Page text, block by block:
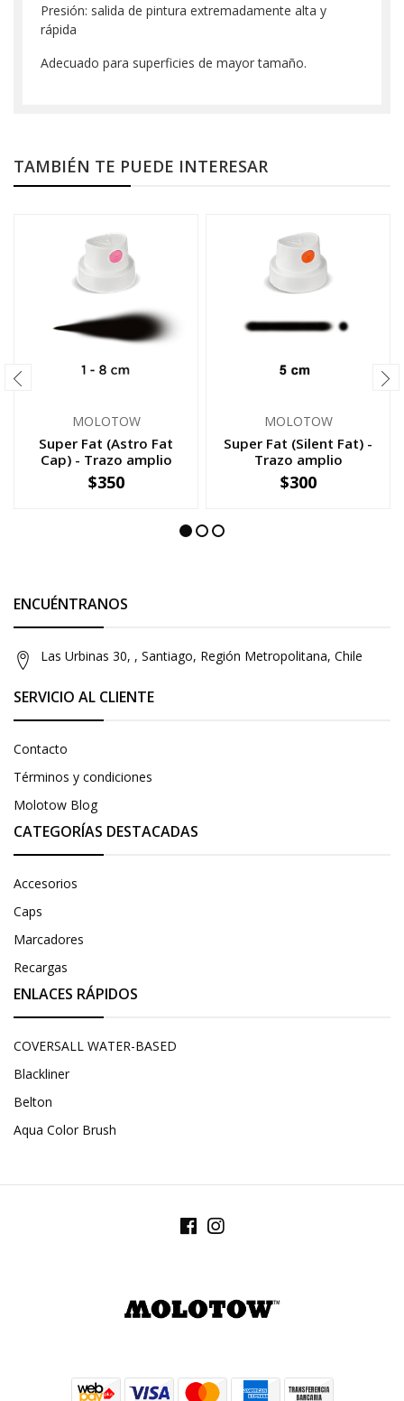
Presión: salida de pintura extremadamente alta y
rápida
Adecuado para superficies de mayor tamaño.
TAMBIÉN TE PUEDE INTERESAR
MOLOTOW
Super Fat (Astro Fat
Cap ) - Trazo amplio
+
$350
MOLOTOW
Super Fat (Silent Fat) -
Trazo amplio
+
$300
ENCUÉNTRANOS
Las Urbinas 30, , Santiago, Región Metropolitana, Chile
SERVICIO AL CLIENTE
Contacto
Términos y condiciones
Molotow Blog
CATEGORÍAS DESTACADAS
Accesorios
Caps
Marcadores
Recargas
ENLACES RÁPIDOS
COVERSALL WATER-BASED
Blackliner
Belton
Aqua Color Brush